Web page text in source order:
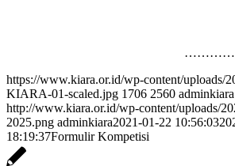
https://www.kiara.or.id/wp-content/uploads/
KIARA-01-scaled.jpg 1706 2560 adminkiara
http://www.kiara.or.id/wp-content/uploads/
2025.png adminkiara2021-01-22 10:56:03
18:19:37Formulir Kompetisi